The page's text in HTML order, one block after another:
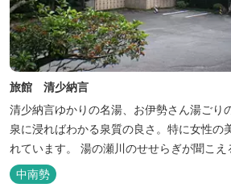
旅館 清少納言
清少納言ゆかりの名湯、お伊勢さん湯ごり
泉に浸ればわかる泉質の良さ。特に女性の
れています。 湯の瀬川のせせらぎが聞こ
館 清少納言です。柔らかく滑らかな安ら
もったおもてなしを心掛けております。 日
中南勢